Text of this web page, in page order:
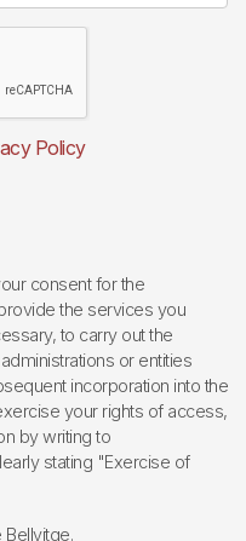
Policy
consent for the
the services you
to carry out the
or entities
incorporation into the
your rights of access,
by writing to
stating "Exercise of
Bellvitge.